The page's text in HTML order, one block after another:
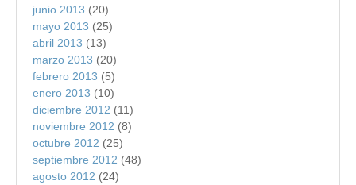
junio 2013 (20)
mayo 2013 (25)
abril 2013 (13)
marzo 2013 (20)
febrero 2013 (5)
enero 2013 (10)
diciembre 2012 (11)
noviembre 2012 (8)
octubre 2012 (25)
septiembre 2012 (48)
agosto 2012 (24)